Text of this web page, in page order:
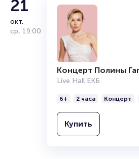
21
окт.
ср, 19:00
Концерт Полины
Live Hall ЕКБ
6+ 2 часа Концерт
Купить